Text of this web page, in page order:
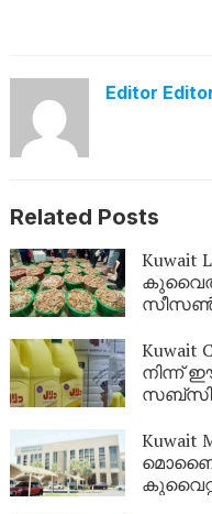
Editor
Related Posts
Kuwait
സീസൺ
Kuwait
നിന്ന്
Kuwait